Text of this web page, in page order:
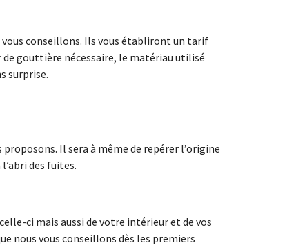
vous conseillons. Ils vous établiront un tarif
gouttière nécessaire, le matériau utilisé
surprise.
Il sera à même de repérer l’origine
des fuites.
ci mais aussi de votre intérieur et de vos
nous vous conseillons dès les premiers